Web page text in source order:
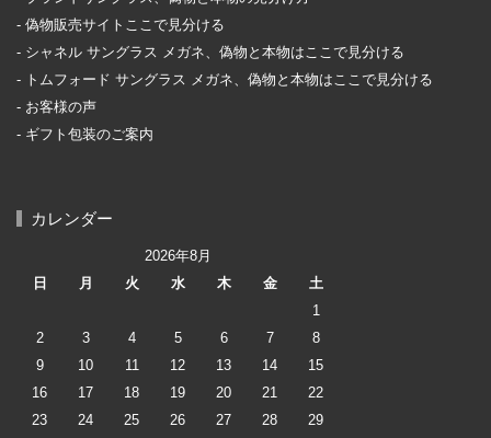
偽物販売サイトここで見分ける
シャネル サングラス メガネ、偽物と本物はここで見分ける
トムフォード サングラス メガネ、偽物と本物はここで見分ける
お客様の声
ギフト包装のご案内
カレンダー
2026年8月
日
月 火 水 木 金
土
1
2
3 4 5 6 7
8
9
10 11 12 13 14
15
16
17 18 19 20 21
22
23
24 25 26 27 28
29